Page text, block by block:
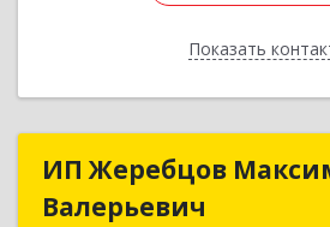
ПоказатьНазад
ИП Жеребцов
Валерьевич
ИП